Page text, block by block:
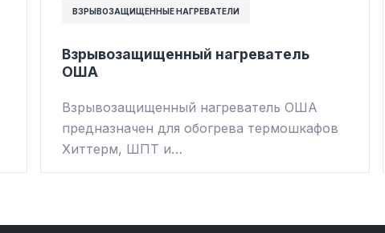
ВЗРЫВОЗАЩИЩЕННЫЕ НАГРЕВАТЕЛИ
Взрывозащищенный нагреватель
ОША
Взрывозащищенный нагреватель ОША
предназначен для обогрева термошкафов
Хиттерм, ШПТ и…